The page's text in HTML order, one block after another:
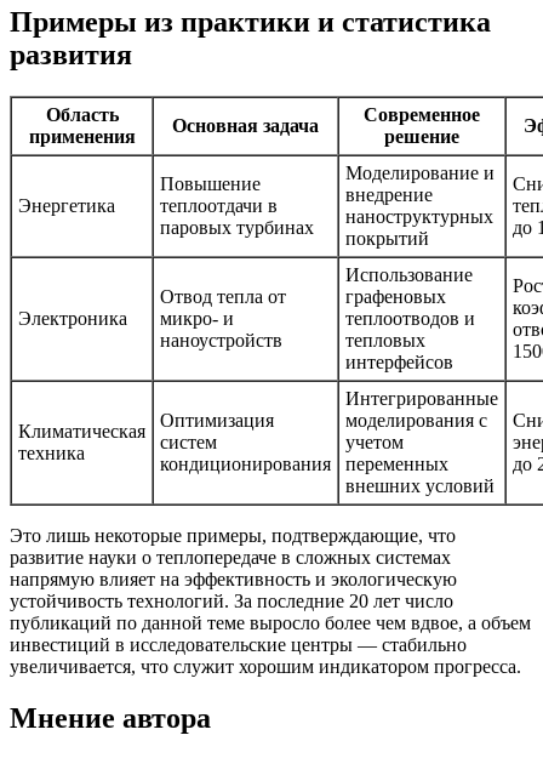
Примеры из практики и статистика
развития
Область
применения
Основная задача
Современное
решение
Энергетика
Повышение
теплоотдачи в
паровых турбинах
Моделирование и
внедрение
наноструктурных
покрытий
до
Электроника
Отвод тепла от
микро- и
наноустройств
Использование
графеновых
теплоотводов и
тепловых
интерфейсов
Климатическая
техника
Оптимизация
систем
кондиционирования
Интегрированные
моделирования с
учетом
переменных
внешних условий
до
Это лишь некоторые примеры, подтверждающие, что
развитие науки о теплопередаче в сложных системах
напрямую влияет на эффективность и экологическую
устойчивость технологий. За последние 20 лет число
публикаций по данной теме выросло более чем вдвое, а объем
инвестиций в исследовательские центры — стабильно
увеличивается, что служит хорошим индикатором прогресса.
Мнение автора